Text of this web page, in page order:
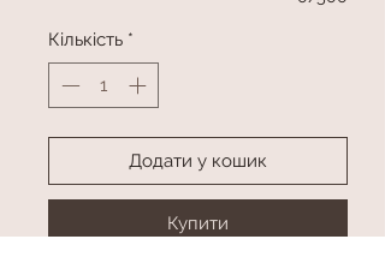
Кількість *
Додати у кошик
Купити